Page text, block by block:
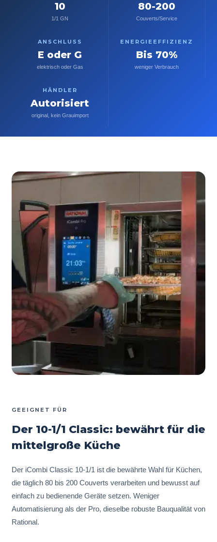
10
1/1 GN
80-200
Couverts/Service
ANSCHLUSS
E oder G
elektrisch oder Gas
ENERGIEEFFIZIENZ
Bis 70%
weniger Verbrauch
HÄNDLER
Autorisiert
original, kein Grauimport
GEEIGNET FÜR
Der 10-1/1 Classic: bewährt für die
mittelgroße Küche
Der iCombi Classic 10-1/1 ist die bewährte Wahl für Küchen,
die täglich 80 bis 200 Couverts verarbeiten und bewusst auf
einfach zu bedienende Geräte setzen. Weniger
Automatisierung als der Pro, dieselbe robuste Bauqualität von
Rational.